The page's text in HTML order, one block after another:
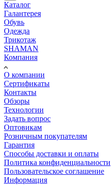
Каталог
Галантерея
Обувь
Одежда
Трикотаж
SHAMAN
Компания
О компании
Сертификаты
Контакты
Обзоры
Технологии
Задать вопрос
Оптовикам
Розничным покупателям
Гарантия
Способы доставки и оплаты
Политика конфиденциальности
Пользовательское соглашение
Информация